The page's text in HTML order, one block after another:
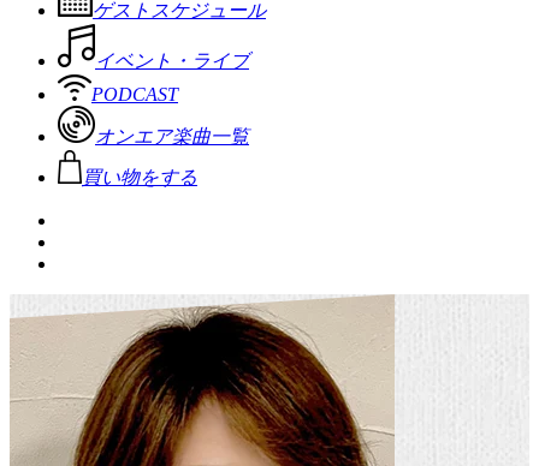
ゲストスケジュール
イベント・ライブ
PODCAST
オンエア楽曲一覧
買い物をする